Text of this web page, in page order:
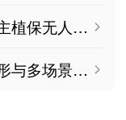
ꔷ 智慧农场：深度学习赋能的自主植保无人机精准喷洒系统
ꔷ 新型空中机器人：开启仿生变形与多场景作业新时代